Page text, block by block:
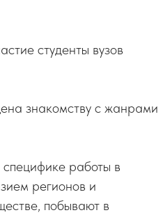
студенты вузов
знакомству с жанрами
специфике работы в
регионов и
побывают в